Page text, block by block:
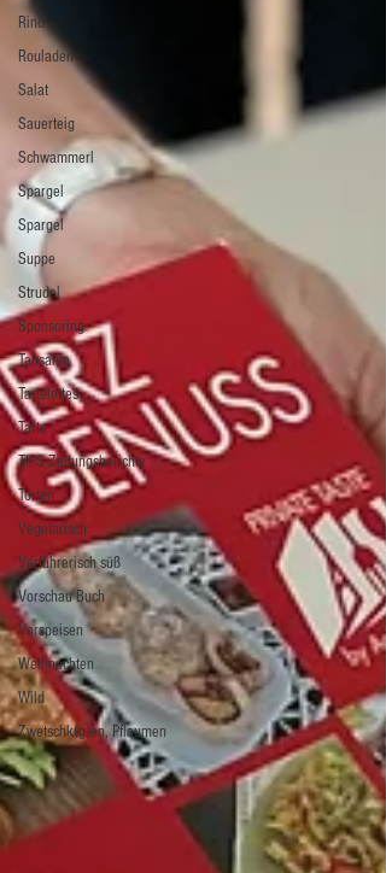
Rind
Rouladen
Salat
Sauerteig
Schwammerl
Spargel
Spargel
Suppe
Strudel
Sponsoring
Tansania
Tartelettes
Tarte
TIPS Zeitungsberichte
Torten
Vegetarisch
Verführerisch süß
Vorschau Buch
Vorspeisen
Weihnachten
Wild
Zwetschk(g)en, Pflaumen